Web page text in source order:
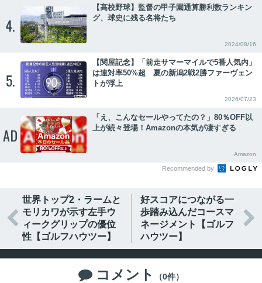
4.
【高校野球】監督の甲子園通算勝利数ランキン
グ、球史に残る名将たち
2024/08/16
5.
【関屋記念】「前走サマーマイルで5番人気内」
は連対率50%超 夏の新潟2戦2勝ファーヴェン
トが浮上
2026/07/23
AD
「え、こんなセールやってたの？」80％OFF以
上が続々登場！Amazonの本気が凄すぎる
Amazon
Recommended by

世界トップ2・ラームと
モリカワが示す左手ウ
ィークグリップの優位
性【ゴルフハウツー】
好スコアにつながる一
歩踏み込んだコースマ
ネージメント【ゴルフ
ハウツー】

 コメント
（0件）